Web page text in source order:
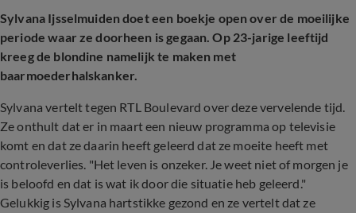
Sylvana Ijsselmuiden doet een boekje open over de moeilijke
periode waar ze doorheen is gegaan. Op 23-jarige leeftijd
kreeg de blondine namelijk te maken met
baarmoederhalskanker.
Sylvana vertelt tegen RTL Boulevard over deze vervelende tijd.
Ze onthult dat er in maart een nieuw programma op televisie
komt en dat ze daarin heeft geleerd dat ze moeite heeft met
controleverlies. "Het leven is onzeker. Je weet niet of morgen je
is beloofd en dat is wat ik door die situatie heb geleerd."
Gelukkig is Sylvana hartstikke gezond en ze vertelt dat ze